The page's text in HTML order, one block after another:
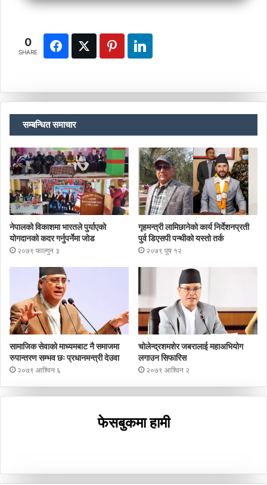
0
SHARE
सम्बन्धित समाचार
नेपालको विकाशमा भारतले पुर्याएको
योगदानको कदर गर्नुपर्नेमा जोड
२०७९ फाल्गुन ३
गृहमन्त्री लामिछानेको कार्य निर्देशनप्रती
पुर्व डिएसपी पन्थीको यस्तो तर्क
२०७९ पुष १२
सामाजिक सेवाको माध्यमबाट नै समाजमा
रुपान्तरण सम्भव छः प्रधानमन्त्री देउवा
२०७९ आश्विन ६
चोलेन्द्रशमशेर जबरालाई महाअभियोग
लगाउन सिफारिस
२०७९ आश्विन २
फेसबुकमा हामी